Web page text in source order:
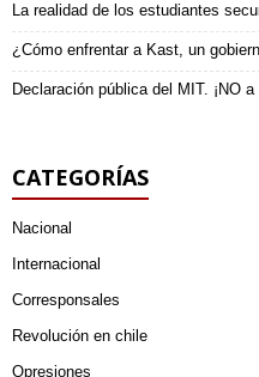
La realidad de los estudiantes
¿Cómo enfrentar a Kast, un
Declaración pública del MIT. ¡NO
CATEGORÍAS
Nacional
Internacional
Corresponsales
Revolución en chile
Opresiones